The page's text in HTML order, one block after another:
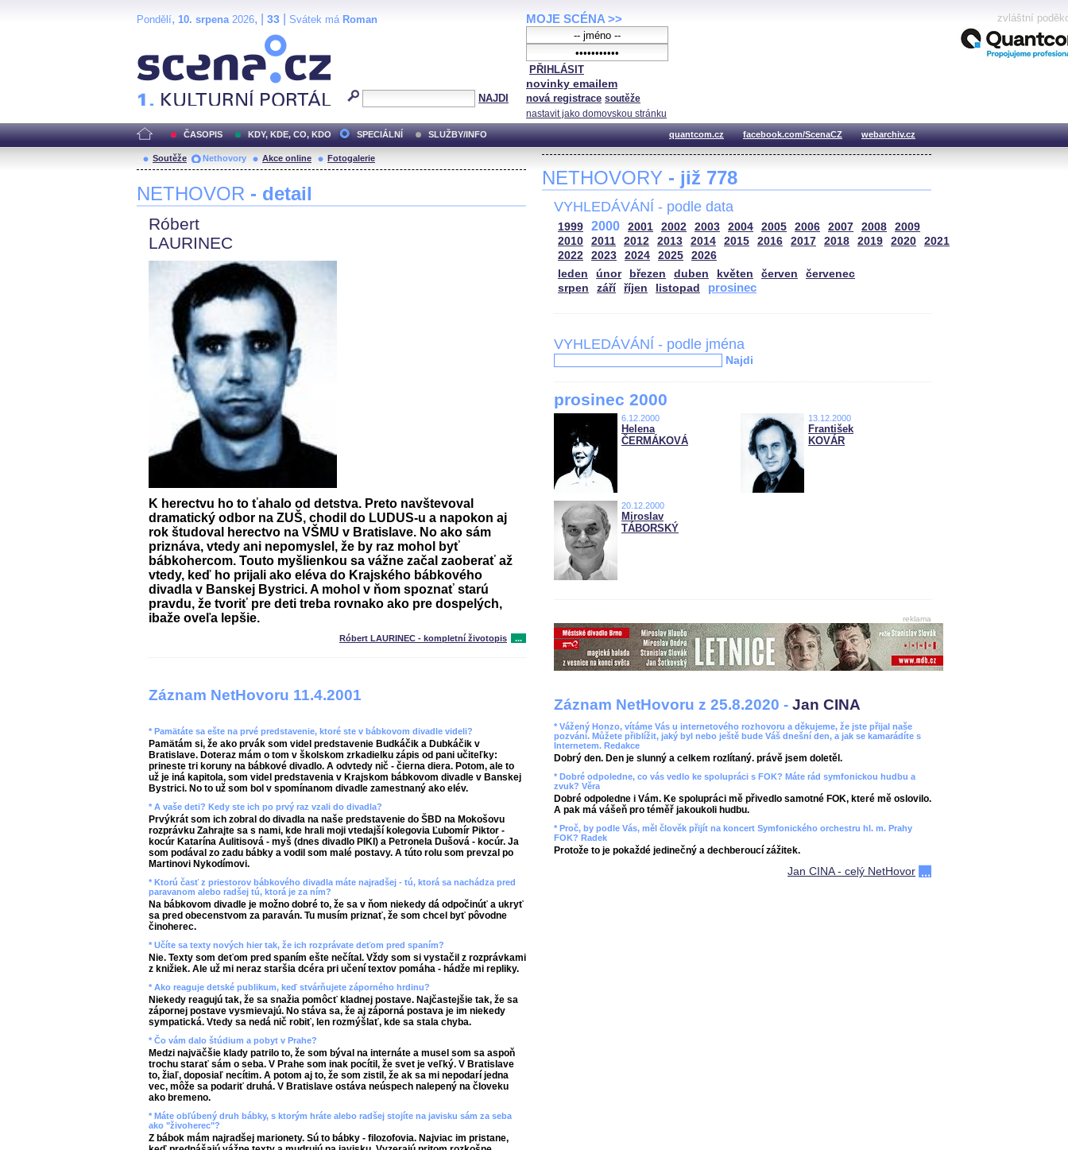
Pondělí, 10. srpena2026, | 33 Svátek má Roman
NAJDI
MOJE SCÉNA >>
PŘIHLÁSIT
novinky emailem
nová registrace soutěže
nastavit jako domovskou stránku
zvláštní
ČASOPIS KDY, KDE, CO, KDO SPECIÁLNÍ SLUŽBY/INFO quantcom.cz facebook.com/ScenaCZ webarchiv.cz
Soutěže Nethovory Akce online Fotogalerie
NETHOVOR - detail
Róbert
LAURINEC
K herectvu ho to ťahalo od detstva. Preto navštevoval
dramatický odbor na ZUŠ, chodil do LUDUS-u a napokon aj
rok študoval herectvo na VŠMU v Bratislave. No ako sám
priznáva, vtedy ani nepomyslel, že by raz mohol byť
bábkohercom. Touto myšlienkou sa vážne začal zaoberať až
vtedy, keď ho prijali ako eléva do Krajského bábkového
divadla v Banskej Bystrici. A mohol v ňom spoznať starú
pravdu, že tvoriť pre deti treba rovnako ako pre dospelých,
ibaže oveľa lepšie.
Róbert LAURINEC - kompletní životopis ...
Záznam NetHovoru 11.4.2001
* Pamätáte sa ešte na prvé predstavenie, ktoré ste v bábkovom divadle videli?
Pamätám si, že ako prvák som videl predstavenie Budkáčik a Dubkáčik v
Bratislave. Doteraz mám o tom v školskom zrkadielku zápis od pani učiteľky:
prineste tri koruny na bábkové divadlo. A odvtedy nič - čierna diera. Potom, ale to
už je iná kapitola, som videl predstavenia v Krajskom bábkovom divadle v Banskej
Bystrici. No to už som bol v spomínanom divadle zamestnaný ako elév.
* A vaše deti? Kedy ste ich po prvý raz vzali do divadla?
Prvýkrát som ich zobral do divadla na naše predstavenie do ŠBD na Mokošovu
rozprávku Zahrajte sa s nami, kde hrali moji vtedajší kolegovia Ľubomír Piktor -
kocúr Katarína Aulitisová - myš (dnes divadlo PIKI) a Petronela Dušová - kocúr. Ja
som podával zo zadu bábky a vodil som malé postavy. A túto rolu som prevzal po
Martinovi Nykodímovi.
* Ktorú časť z priestorov bábkového divadla máte najradšej - tú, ktorá sa nachádza pred
paravanom alebo radšej tú, ktorá je za ním?
Na bábkovom divadle je možno dobré to, že sa v ňom niekedy dá odpočinúť a ukryť
sa pred obecenstvom za paraván. Tu musím priznať, že som chcel byť pôvodne
činoherec.
* Učíte sa texty nových hier tak, že ich rozprávate deťom pred spaním?
Nie. Texty som deťom pred spaním ešte nečítal. Vždy som si vystačil z rozprávkami
z knižiek. Ale už mi neraz staršia dcéra pri učení textov pomáha - hádže mi repliky.
* Ako reaguje detské publikum, keď stvárňujete záporného hrdinu?
Niekedy reagujú tak, že sa snažia pomôcť kladnej postave. Najčastejšie tak, že sa
zápornej postave vysmievajú. No stáva sa, že aj záporná postava je im niekedy
sympatická. Vtedy sa nedá nič robiť, len rozmýšlať, kde sa stala chyba.
* Čo vám dalo štúdium a pobyt v Prahe?
Medzi najväčšie klady patrilo to, že som býval na internáte a musel som sa aspoň
trochu starať sám o seba. V Prahe som inak pocítil, že svet je veľký. V Bratislave
to, žiaľ, doposiaľ necítim. A potom aj to, že som zistil, že ak sa mi nepodarí jedna
vec, môže sa podariť druhá. V Bratislave ostáva neúspech nalepený na človeku
ako bremeno.
* Máte obľúbený druh bábky, s ktorým hráte alebo radšej stojíte na javisku sám za seba
ako "živoherec"?
Z bábok mám najradšej marionety. Sú to bábky - filozofovia. Najviac im pristane,
NETHOVORY - již 778
VYHLEDÁVÁNÍ - podle data
1999 2000 2001 2002 2003 2004 2005 2006 2007 2008
2009
2010
2011 2012 2013 2014 2015 2016 2017 2018 2019 2020
2021
2022
2023 2024 2025
2026
leden
únor březen duben květen červen
červenec
srpen
září říjen listopad prosinec
VYHLEDÁVÁNÍ - podle jména
Najdi
prosinec 2000
6.12.2000
Helena
ČERMÁKOVÁ
13.12.2000
František
KOVÁR
20.12.2000
Miroslav
TÁBORSKÝ
reklama
Záznam NetHovoru z 25.8.2020 - Jan CINA
* Vážený Honzo, vítáme Vás u internetového rozhovoru a děkujeme, že jste přijal naše
pozvání. Můžete přiblížit, jaký byl nebo ještě bude Váš dnešní den, a jak se kamarádíte s
Internetem. Redakce
Dobrý den. Den je slunný a celkem rozlítaný. právě jsem doletěl.
* Dobré odpoledne, co vás vedlo ke spolupráci s FOK? Máte rád symfonickou hudbu a
zvuk? Věra
Dobré odpoledne i Vám. Ke spolupráci mě přivedlo samotné FOK, které mě oslovilo.
A pak má vášeň pro téměř jakoukoli hudbu.
* Proč, by podle Vás, měl člověk přijít na koncert Symfonického orchestru hl. m. Prahy
FOK? Radek
Protože to je pokaždé jedinečný a dechberoucí zážitek.
Jan CINA - celý NetHovor